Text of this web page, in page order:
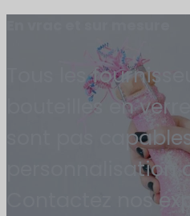
Tous les
bouteilles en
sont pas
personnalisation
Contactez nos